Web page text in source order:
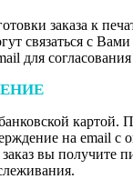
заказа к
связаться с
для согласования
картой.
на email с
вы получите